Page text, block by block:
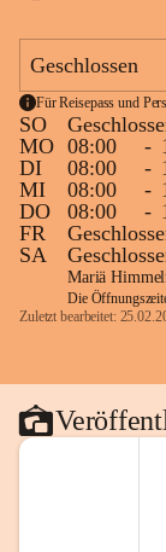
Geschlossen
Für Reisepass und
SO
MO 08:00 -
DI
08:00 -
MI
08:00 -
DO
08:00 -
FR
SA
Mariä
Die
Zuletzt bearbeitet: